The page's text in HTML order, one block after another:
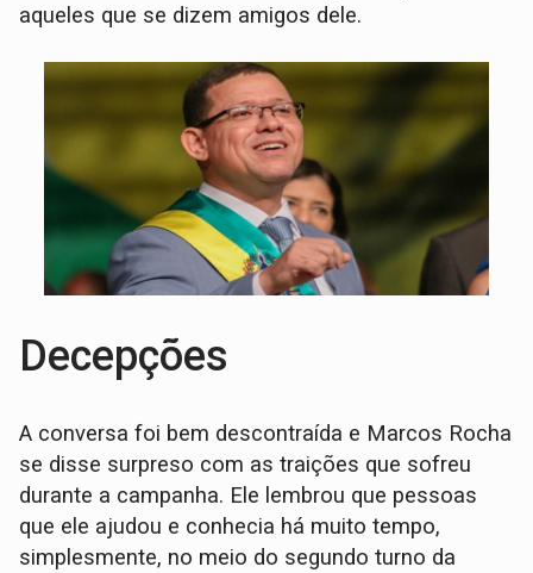
aqueles que se dizem amigos dele.
Decepções
A conversa foi bem descontraída e Marcos Rocha
se disse surpreso com as traições que sofreu
durante a campanha. Ele lembrou que pessoas
que ele ajudou e conhecia há muito tempo,
simplesmente, no meio do segundo turno da